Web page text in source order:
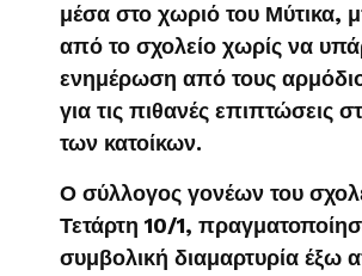
μέσα στο χωριό του Μύτικα,
από το σχολείο χωρίς να
ενημέρωση από τους
για τις πιθανές επιπτώσεις
των κατοίκων.
Ο σύλλογος γονέων του
Τετάρτη 10/1,
συμβολική διαμαρτυρία έξω